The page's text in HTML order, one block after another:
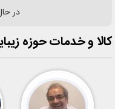
در
کالا و خدمات حوزه